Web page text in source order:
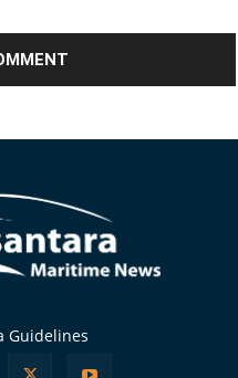
Guidelines